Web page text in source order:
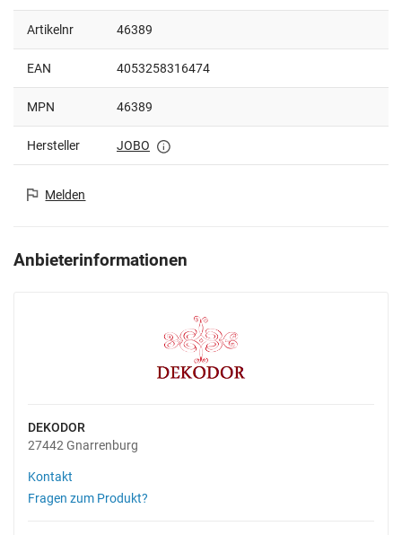
Artikelnr 46389
EAN 4053258316474
MPN 46389
Hersteller JOBO
Melden
Anbieterinformationen
DEKODOR
27442 Gnarrenburg
Kontakt
Fragen zum Produkt?